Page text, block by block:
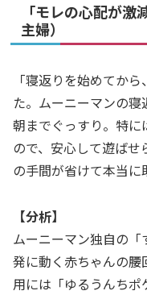
「モレの心配が激
主婦）
「寝返りを始めてか
た。ムーニーマンの寝
朝までぐっすり。特に
ので、安心して遊ばせ
の手間が省けて本当に
【分析】
ムーニーマン独自の
発に動く赤ちゃんの腰
用には「ゆるうんち